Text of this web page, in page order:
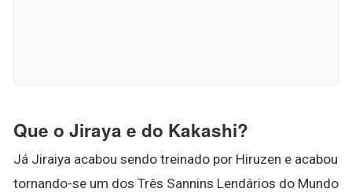
Que o Jiraya e do Kakashi?
Já Jiraiya acabou sendo treinado por Hiruzen e acabou
tornando-se um dos Três Sannins Lendários do Mundo